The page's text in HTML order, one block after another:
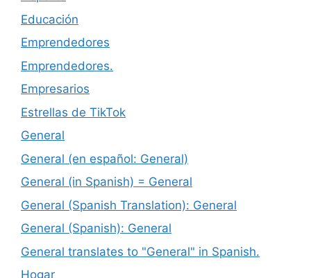
Educación
Emprendedores
Emprendedores.
Empresarios
Estrellas de TikTok
General
General (en español: General)
General (in Spanish) = General
General (Spanish Translation): General
General (Spanish): General
General translates to "General" in Spanish.
Hogar